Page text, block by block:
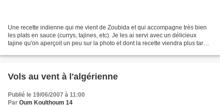
Une recette indienne qui me vient de Zoubida et qui accompagne très bien
les plats en sauce (currys, tajines, etc). Je les ai servi avec un délicieux
tajine qu'on aperçoit un peu sur la photo et dont la recette viendra plus tard.
Vols au vent à l'algérienne
Publié le 19/06/2007 à 11:00
Par Oum Koulthoum 14